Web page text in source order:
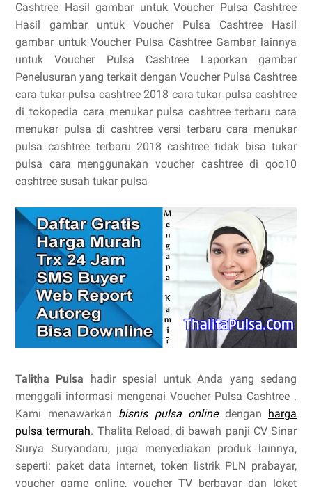
Cashtree Hasil gambar untuk Voucher Pulsa Cashtree
Hasil gambar untuk Voucher Pulsa Cashtree Hasil
gambar untuk Voucher Pulsa Cashtree Gambar lainnya
untuk Voucher Pulsa Cashtree Laporkan gambar
Penelusuran yang terkait dengan Voucher Pulsa Cashtree
cara tukar pulsa cashtree 2018 cara tukar pulsa cashtree
di tokopedia cara menukar pulsa cashtree terbaru cara
menukar pulsa di cashtree versi terbaru cara menukar
pulsa cashtree terbaru 2018 cashtree tidak bisa tukar
pulsa cara menggunakan voucher cashtree di qoo10
cashtree susah tukar pulsa
Talitha Pulsa hadir spesial untuk Anda yang sedang
menggali informasi mengenai Voucher Pulsa Cashtree .
Kami menawarkan bisnis pulsa onlinedengan harga
pulsa termurah. Thalita Reload, di bawah panji CV Sinar
Surya Suryandaru, juga menyediakan produk lainnya,
seperti: paket data internet, token listrik PLN prabayar,
voucher game online, voucher TV berbayar dan loket